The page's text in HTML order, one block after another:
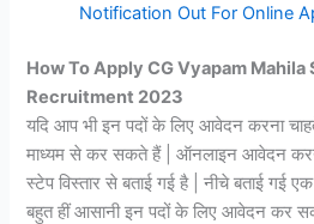
Notification Out For Online
How To Apply CG Vyapam
Recruitment 2023
यदि आप भी इन पदों के लिए आवेदन करना
माध्यम से कर सकते हैं | ऑनलाइन आवेदन करने
स्टेप विस्तार से बताई गई है | नीचे बताई गई
बहुत हीं आसानी इन पदों के लिए आवेदन कर